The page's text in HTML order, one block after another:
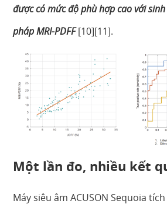
được có mức độ phù hợp cao với
pháp MRI-PDFF[10][11].
Một lần đo, nhiều kết
Máy siêu âm ACUSON Sequoia